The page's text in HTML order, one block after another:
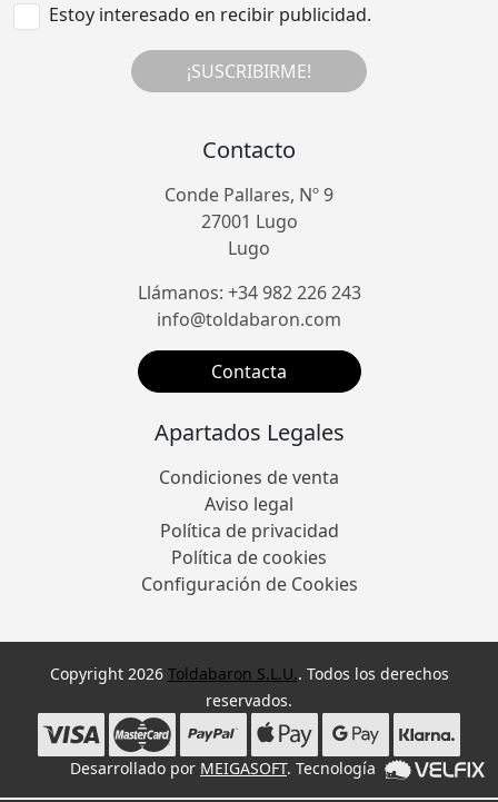
Estoy interesado en recibir publicidad.
¡SUSCRIBIRME!
Contacto
Conde Pallares, Nº 9
27001 Lugo
Lugo
Llámanos: +34 982 226 243
info@toldabaron.com
Contacta
Apartados Legales
Condiciones de venta
Aviso legal
Política de privacidad
Política de cookies
Configuración de Cookies
Copyright 2026 Toldabaron S.L.U.. Todos los derechos
reservados.
Desarrollado por MEIGASOFT. Tecnología